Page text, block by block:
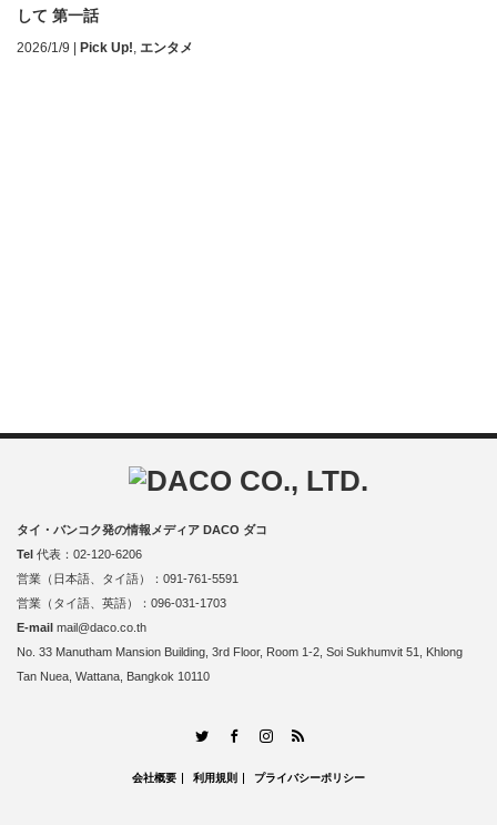
して 第一話
2026/1/9 Pick Up!, エンタメ
タイ・バンコク発の情報メディア DACO ダコ
Tel 代表：02-120-6206
営業（日本語、タイ語）：091-761-5591
営業（タイ語、英語）：096-031-1703
E-mail mail@daco.co.th
No. 33 Manutham Mansion Building, 3rd Floor, Room 1-2, Soi Sukhumvit 51, Khlong
Tan Nuea, Wattana, Bangkok 10110
TwitterFacebookInstagram
RSS
会社概要 利用規則 プライバシーポリシー